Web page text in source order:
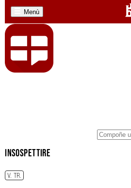
Menù
insospettire
V. TR.